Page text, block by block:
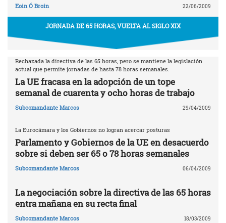
Eoin Ó Broin 22/06/2009
JORNADA DE 65 HORAS, VUELTA AL SIGLO XIX
Rechazada la directiva de las 65 horas, pero se mantiene la legislación
actual que permite jornadas de hasta 78 horas semanales.
La UE fracasa en la adopción de un tope
semanal de cuarenta y ocho horas de trabajo
Subcomandante Marcos 29/04/2009
La Eurocámara y los Gobiernos no logran acercar posturas
Parlamento y Gobiernos de la UE en desacuerdo
sobre si deben ser 65 o 78 horas semanales
Subcomandante Marcos 06/04/2009
La negociación sobre la directiva de las 65 horas
entra mañana en su recta final
Subcomandante Marcos 18/03/2009